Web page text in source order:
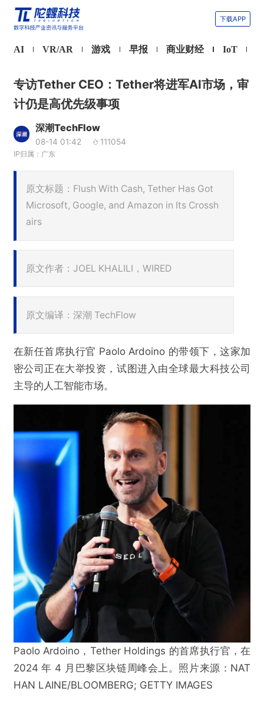
下载APP
AI VR/AR 游戏 早报 商业财经 IoT
专访Tether CEO：Tether将进军AI市场，审
计仍是高优先级事项
深潮TechFlow
08-14 01:42 111054
IP归属：广东
原文标题：Flush With Cash, Tether Has Got
Microsoft, Google, and Amazon in Its Crossh
airs
原文作者：JOEL KHALILI，WIRED
原文编译：深潮 TechFlow
在新任首席执行官 Paolo Ardoino 的带领下，这家加
密公司正在大举投资，试图进入由全球最大科技公司
主导的人工智能市场。
Paolo Ardoino，Tether Holdings 的首席执行官，在
2024 年 4 月巴黎区块链周峰会上。照片来源：NAT
HAN LAINE/BLOOMBERG; GETTY IMAGES